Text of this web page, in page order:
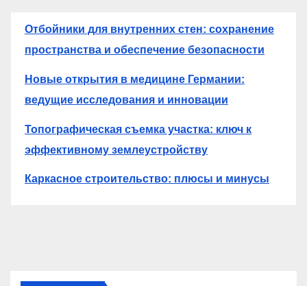
Отбойники для внутренних стен: сохранение
пространства и обеспечение безопасности
Новые открытия в медицине Германии:
ведущие исследования и инновации
Топографическая съемка участка: ключ к
эффективному землеустройству
Каркасное строительство: плюсы и минусы